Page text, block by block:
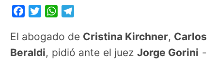
FacebookTwitterWhatsApp
El abogado de Cristina Kirchner, Carlos
Beraldi, pidió ante el juez Jorge Gorini -